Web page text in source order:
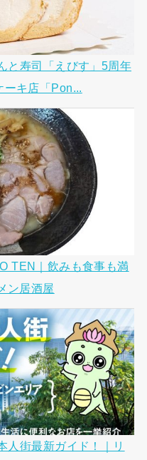
と寿司「えびす」5周年
ーキ店「Pon...
TEN｜飲みも食事も満
ン居酒屋
人街最新ガイド！｜リ